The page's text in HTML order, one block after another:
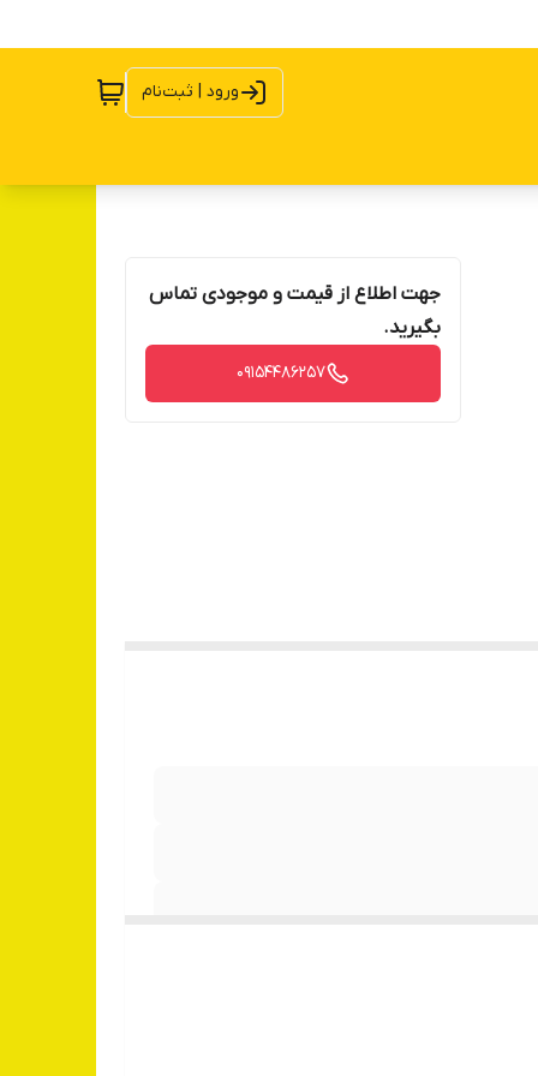
ورود | ثبت‌نام
جهت اطلاع از قیمت و موجودی تماس
بگیرید.
09154486257